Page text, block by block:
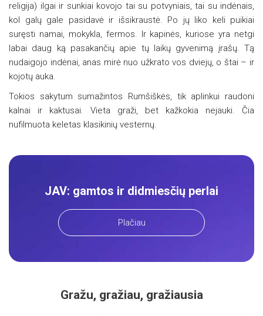
religija) ilgai ir sunkiai kovojo tai su potvyniais, tai su indėnais,
kol galų gale pasidavė ir išsikraustė. Po jų liko keli puikiai
suręsti namai, mokykla, fermos. Ir kapinės, kuriose yra netgi
labai daug ką pasakančių apie tų laikų gyvenimą įrašų. Tą
nudaigojo indėnai, anas mirė nuo užkrato vos dviejų, o štai – ir
kojotų auka.
Tokios sakytum sumažintos Rumšiškės, tik aplinkui raudoni
kalnai ir kaktusai. Vieta graži, bet kažkokia nejauki. Čia
nufilmuota keletas klasikinių vesternų.
JAV: gamtos ir didmiesčių perlai
Plačiau
Gražu, gražiau, gražiausia